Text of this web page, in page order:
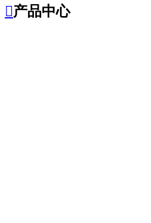
产品中心